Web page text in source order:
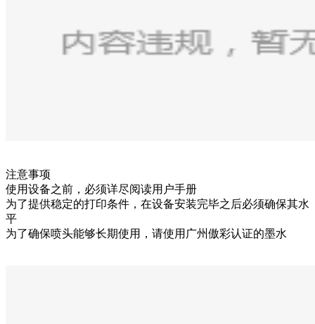
注意事项
使用设备之前，必须详尽阅读用户手册
为了提供稳定的打印条件，在设备安装完毕之后必须确保其水
平
为了确保喷头能够长期使用，请使用广州傲彩认证的墨水